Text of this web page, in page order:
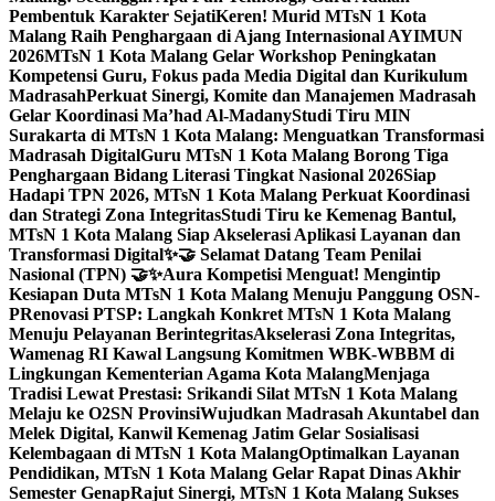
Pembentuk Karakter SejatiKeren! Murid MTsN 1 Kota
Malang Raih Penghargaan di Ajang Internasional AYIMUN
2026MTsN 1 Kota Malang Gelar Workshop Peningkatan
Kompetensi Guru, Fokus pada Media Digital dan Kurikulum
MadrasahPerkuat Sinergi, Komite dan Manajemen Madrasah
Gelar Koordinasi Ma’had Al-MadanyStudi Tiru MIN
Surakarta di MTsN 1 Kota Malang: Menguatkan Transformasi
Madrasah DigitalGuru MTsN 1 Kota Malang Borong Tiga
Penghargaan Bidang Literasi Tingkat Nasional 2026Siap
Hadapi TPN 2026, MTsN 1 Kota Malang Perkuat Koordinasi
dan Strategi Zona IntegritasStudi Tiru ke Kemenag Bantul,
MTsN 1 Kota Malang Siap Akselerasi Aplikasi Layanan dan
Transformasi Digital✨🤝 Selamat Datang Team Penilai
Nasional (TPN) 🤝✨Aura Kompetisi Menguat! Mengintip
Kesiapan Duta MTsN 1 Kota Malang Menuju Panggung OSN-
PRenovasi PTSP: Langkah Konkret MTsN 1 Kota Malang
Menuju Pelayanan BerintegritasAkselerasi Zona Integritas,
Wamenag RI Kawal Langsung Komitmen WBK-WBBM di
Lingkungan Kementerian Agama Kota MalangMenjaga
Tradisi Lewat Prestasi: Srikandi Silat MTsN 1 Kota Malang
Melaju ke O2SN ProvinsiWujudkan Madrasah Akuntabel dan
Melek Digital, Kanwil Kemenag Jatim Gelar Sosialisasi
Kelembagaan di MTsN 1 Kota MalangOptimalkan Layanan
Pendidikan, MTsN 1 Kota Malang Gelar Rapat Dinas Akhir
Semester GenapRajut Sinergi, MTsN 1 Kota Malang Sukses